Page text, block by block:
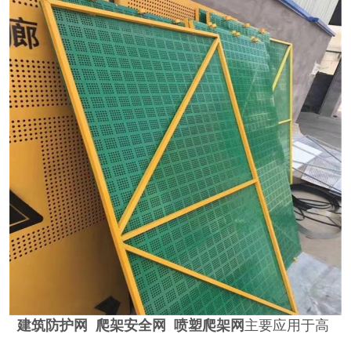
建筑防护网 爬架安全网 喷塑爬架网 主要应用于高